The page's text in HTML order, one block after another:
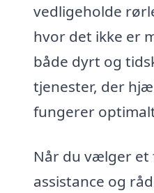
vedligeholde
hvor det ikke er
både dyrt og
tjenester, der
fungerer
Når du vælger et
assistance og